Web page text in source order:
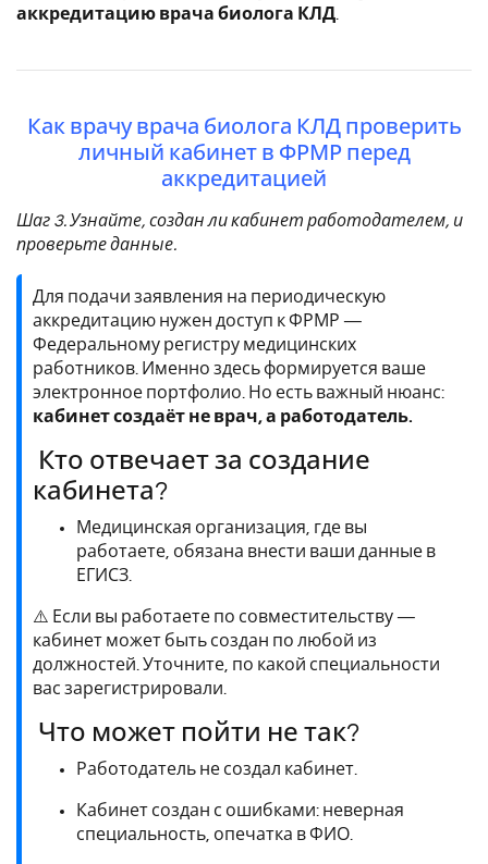
аккредитацию врача биолога КЛД
Как врачу врача биолога КЛД проверить
личный кабинет в ФРМР перед
аккредитацией
Шаг 3. Узнайте, создан ли кабинет работодателем, и
проверьте данные.
Для подачи заявления на периодическую
аккредитацию нужен доступ к ФРМР —
Федеральному регистру медицинских
работников. Именно здесь формируется ваше
электронное портфолио. Но есть важный нюанс:
кабинет создаёт не врач, а работодатель.
Кто отвечает за создание
кабинета?
Медицинская организация, где вы
работаете, обязана внести ваши данные в
ЕГИСЗ.
⚠️ Если вы работаете по совместительству —
кабинет может быть создан по любой из
должностей. Уточните, по какой специальности
вас зарегистрировали.
Что может пойти не так?
Работодатель не создал кабинет.
Кабинет создан с ошибками: неверная
специальность, опечатка в ФИО.